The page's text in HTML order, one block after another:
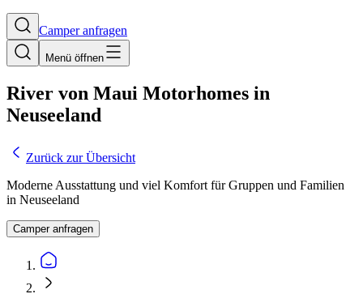
Camper anfragen
Menü öffnen
River von Maui Motorhomes in
Neuseeland
Zurück zur Übersicht
Moderne Ausstattung und viel Komfort für Gruppen und Familien
in Neuseeland
Camper anfragen